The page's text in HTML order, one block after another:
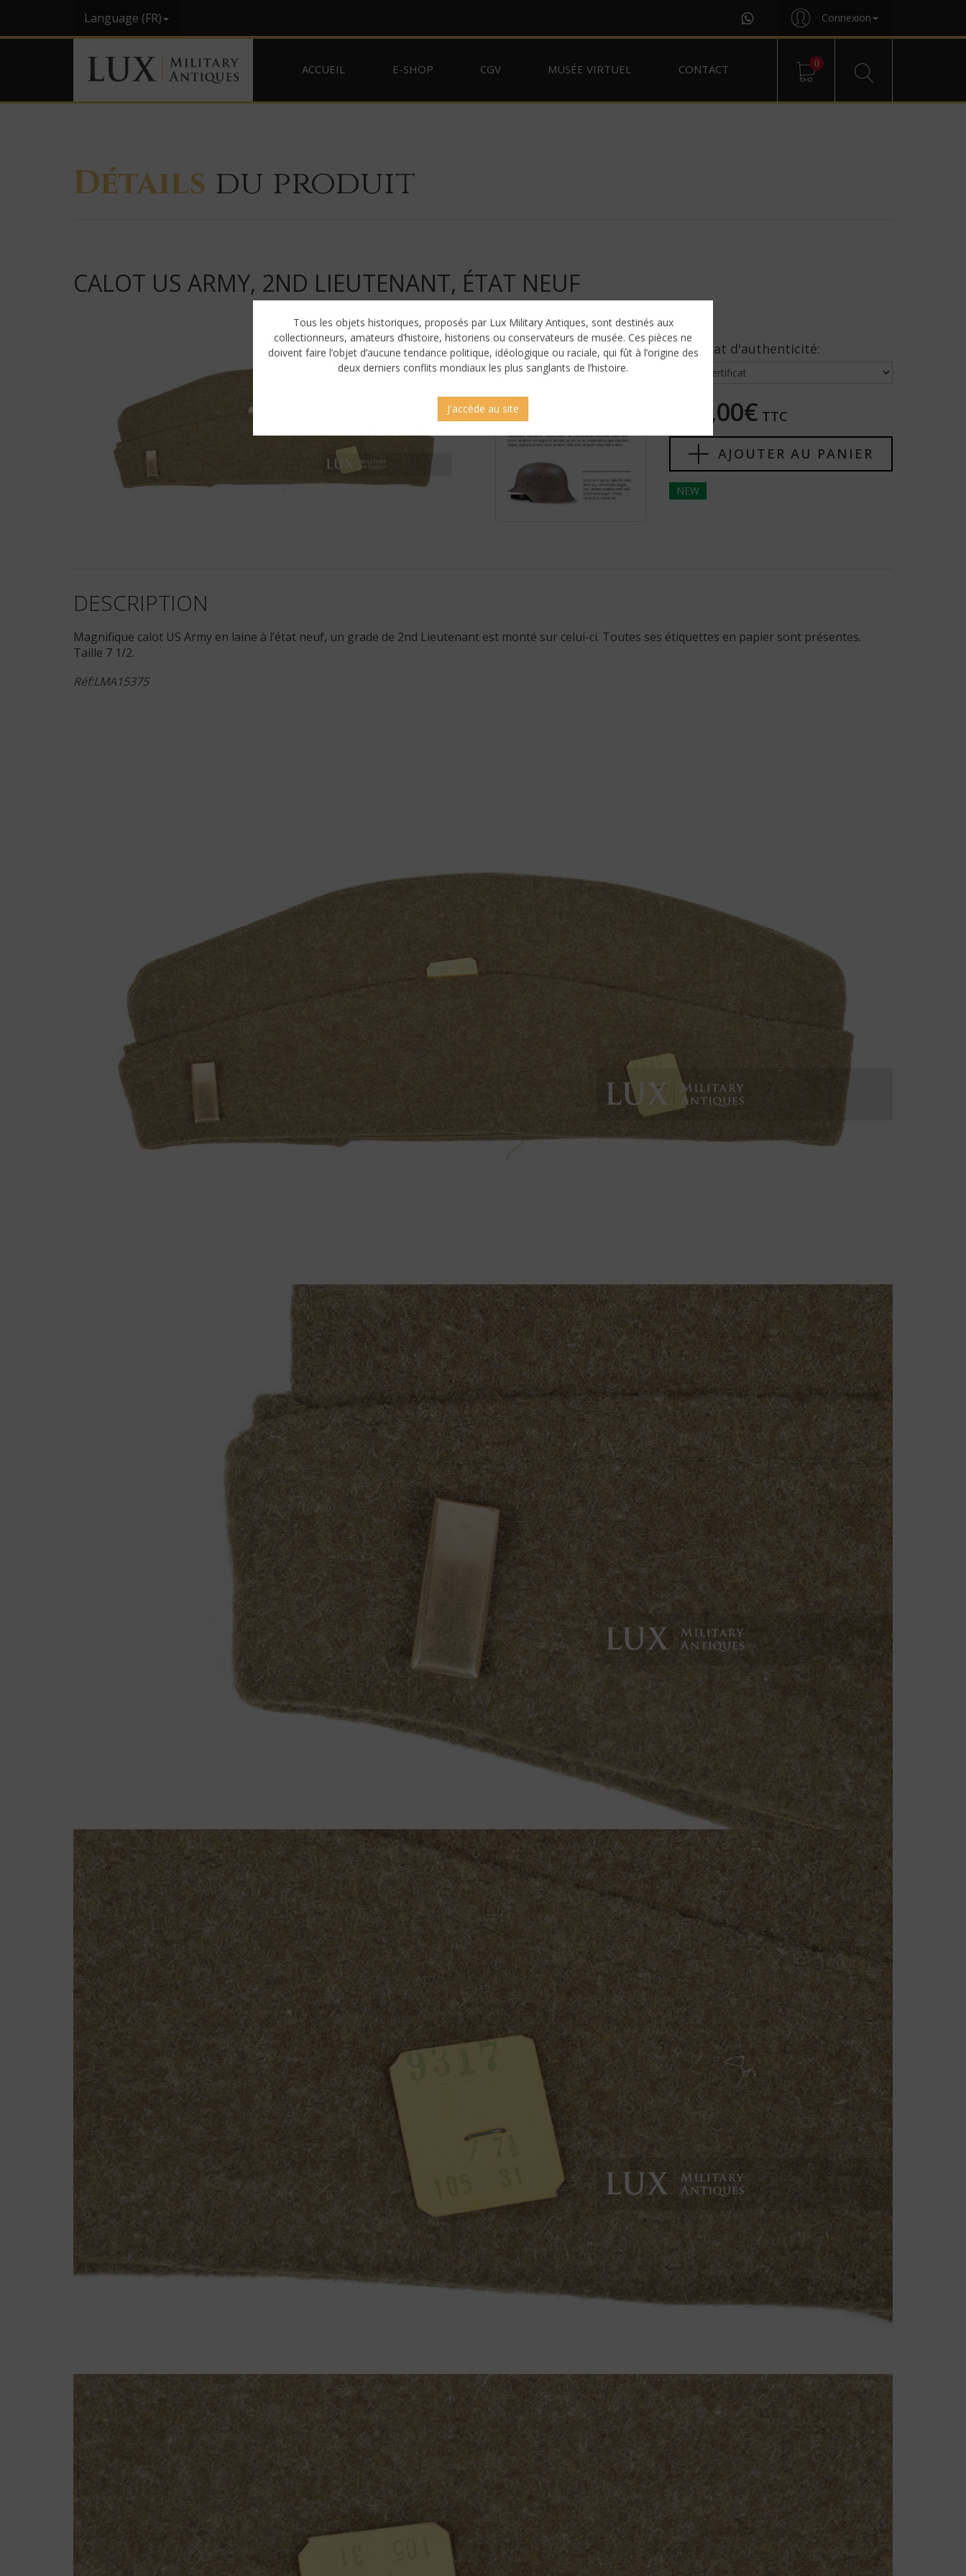
Language (FR) Connexion
ACCUEIL E-SHOP CGV MUSÉE VIRTUEL CONTACT 0
Détails du produit
CALOT US ARMY, 2ND LIEUTENANT, ÉTAT NEUF
Certificat d'authenticité:
145,00€ TTC
AJOUTER AU PANIER
NEW
DESCRIPTION
Magnifique calot US Army en laine à l’état neuf, un grade de 2nd Lieutenant est monté sur celui-ci. Toutes ses étiquettes en papier sont présentes.
Taille 7 1/2.
Réf:LMA15375
Tous les objets historiques, proposés par Lux Military Antiques, sont destinés aux
collectionneurs, amateurs d’histoire, historiens ou conservateurs de musée. Ces pièces ne
doivent faire l’objet d’aucune tendance politique, idéologique ou raciale, qui fût à l’origine des
deux derniers conflits mondiaux les plus sanglants de l’histoire.
J'accède au site